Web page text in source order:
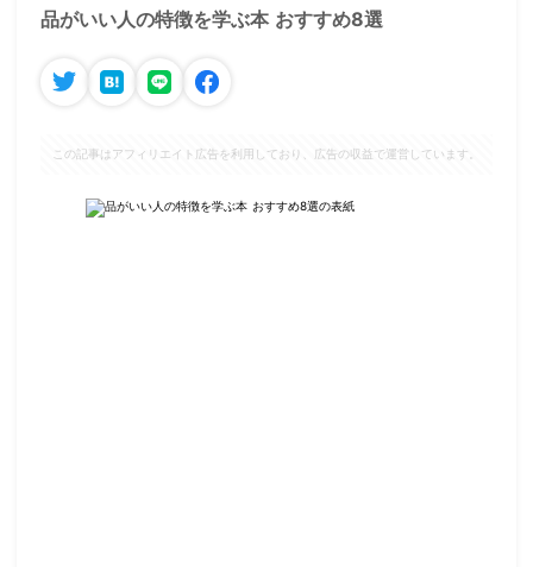
品がいい人の特徴を学ぶ本 おすすめ8選
この記事はアフィリエイト広告を利用しており、広告の収益で運営しています。